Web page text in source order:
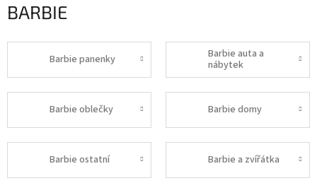
BARBIE
Barbie panenky
Barbie auta a
nábytek
Barbie oblečky Barbie domy
Barbie ostatní Barbie a zvířátka